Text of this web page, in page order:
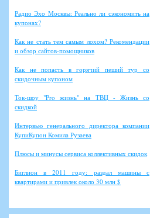
Радио Эхо Москвы: Реально ли сэкономить на
купонах?
Как не стать тем самым лохом? Рекомендации
и обзор сайтов-помощников
Как не попасть в горячий пеший тур со
скидочным купоном
Ток-шоу "Pro жизнь" на ТВЦ - Жизнь со
скидкой
Интервью генерального директора компании
КупиКупон Комила Рузаева
Плюсы и минусы сервиса коллективных скидок
Биглион в 2011 году: раздал машины с
квартирами и привлек около 30 млн $